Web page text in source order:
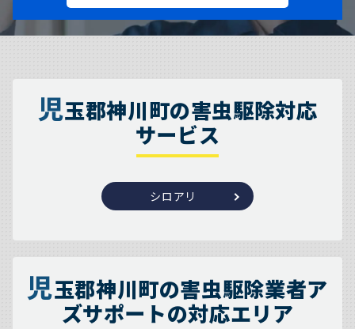
児玉郡神川町の害虫駆除対応
サービス
シロアリ
児玉郡神川町の害虫駆除業者ア
ズサポートの対応エリア